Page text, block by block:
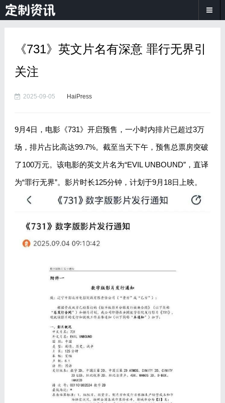
《731》英文片名有深意 罪行无界引
关注
2025-09-05 HaiPress
9月4日，电影《731》开启预售，一小时内排片已超过3万
场，排片占比高达99.7%。截至当天下午，预售总票房突破
了100万元。该电影的英文片名为“EVIL UNBOUND”，直译
为“罪行无界”。影片时长125分钟，计划于9月18日上映。